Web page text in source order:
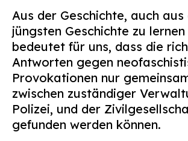
Aus der Geschichte, auch aus
jüngsten Geschichte zu lernen
bedeutet für uns, dass die
Antworten gegen
Provokationen nur
zwischen zuständiger
Polizei, und der
gefunden werden können.